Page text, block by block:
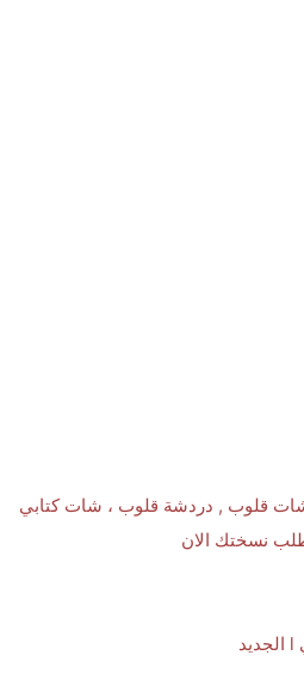
قلوب , دردشة قلوب ، شات كتابي
نسختك الان